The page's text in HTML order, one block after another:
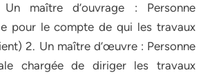
maître d’ouvrage : Personne
pour le compte de qui les travaux
2. Un maître d’œuvre : Personne
chargée de diriger les travaux